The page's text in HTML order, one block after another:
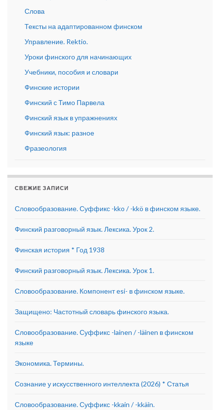
Слова
Тексты на адаптированном финском
Управление. Rektio.
Уроки финского для начинающих
Учебники, пособия и словари
Финские истории
Финский с Тимо Парвела
Финский язык в упражнениях
Финский язык: разное
Фразеология
СВЕЖИЕ ЗАПИСИ
Словообразование. Суффикс -kko / -kkö в финском языке.
Финский разговорный язык. Лексика. Урок 2.
Финская история * Год 1938
Финский разговорный язык. Лексика. Урок 1.
Словообразование. Компонент esi- в финском языке.
Защищено: Частотный словарь финского языка.
Словообразование. Суффикс -lainen / -läinen в финском
языке
Экономика. Термины.
Сознание у искусственного интеллекта (2026) * Статья
Словообразование. Суффикс -kkain / -kkäin.